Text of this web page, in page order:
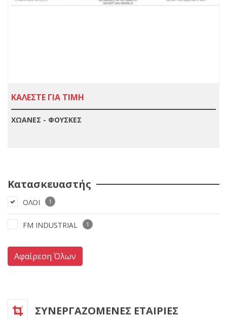
Κατασκευαστής
ΟΛΟΙ 1
FM INDUSTRIAL 1
Αφαίρεση Όλων
ΚΑΛΕΣΤΕ ΓΙΑ ΤΙΜΗ
ΧΩΑΝΕΣ - ΦΟΥΣΚΕΣ
ΣΥΝΕΡΓΑΖΟΜΕΝΕΣ ΕΤΑΙΡΙΕΣ